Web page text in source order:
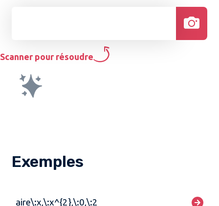
Scanner pour résoudre
Exemples
aire\:x,\:x^{2},\:0,\:2